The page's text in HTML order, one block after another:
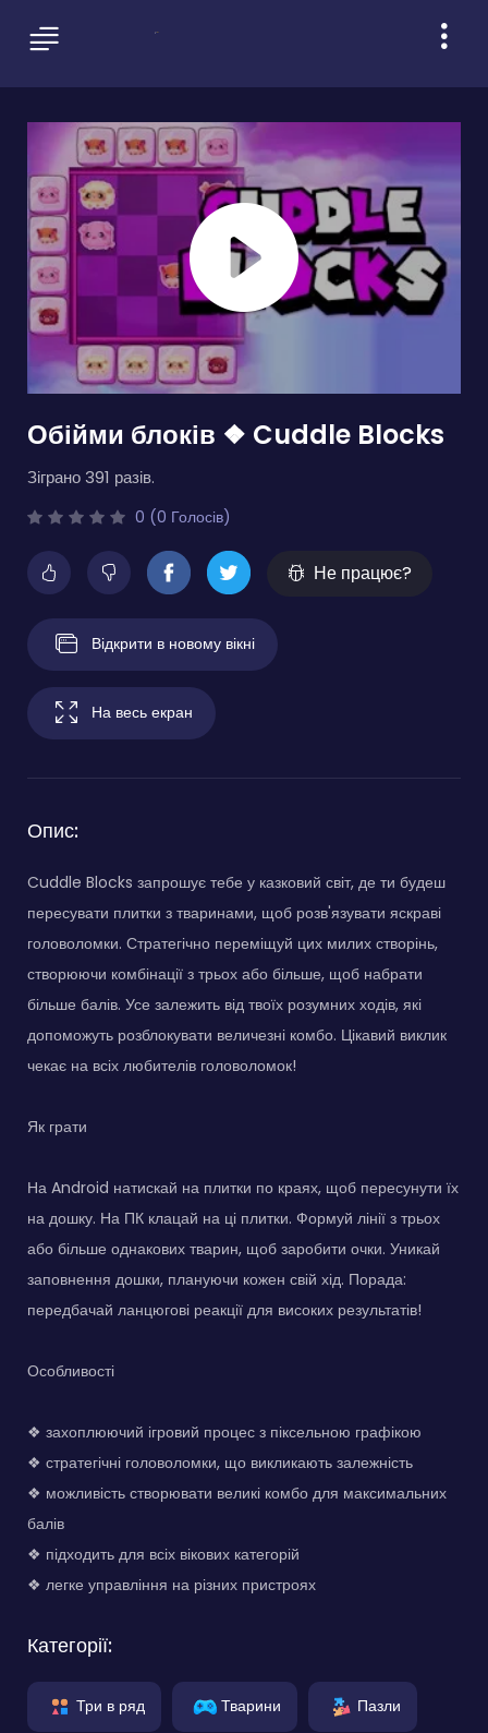
Обійми блоків ❖ Cuddle Blocks
Зіграно 391 разів.
0 (0 Голосів)
Не працює?
Відкрити в новому вікні
На весь екран
Опис:
Cuddle Blocks запрошує тебе у казковий світ, де ти будеш
пересувати плитки з тваринами, щоб розв'язувати яскраві
головоломки. Стратегічно переміщуй цих милих створінь,
створюючи комбінації з трьох або більше, щоб набрати
більше балів. Усе залежить від твоїх розумних ходів, які
допоможуть розблокувати величезні комбо. Цікавий виклик
чекає на всіх любителів головоломок!
Як грати
На Android натискай на плитки по краях, щоб пересунути їх
на дошку. На ПК клацай на ці плитки. Формуй лінії з трьох
або більше однакових тварин, щоб заробити очки. Уникай
заповнення дошки, плануючи кожен свій хід. Порада:
передбачай ланцюгові реакції для високих результатів!
Особливості
❖ захоплюючий ігровий процес з піксельною графікою
❖ стратегічні головоломки, що викликають залежність
❖ можливість створювати великі комбо для максимальних
балів
❖ підходить для всіх вікових категорій
❖ легке управління на різних пристроях
Категорії:
Три в ряд Тварини Пазли